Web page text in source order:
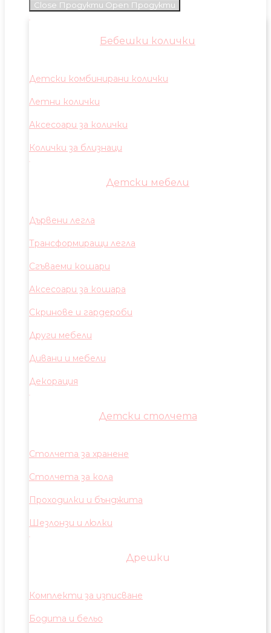
Close Продукти Open Продукти
Бебешки колички
Детски комбинирани колички
Летни колички
Аксесоари за колички
Колички за близнаци
Детски мебели
Дървени легла
Трансформиращи легла
Сгъваеми кошари
Аксесоари за кошара
Скринове и гардероби
Други мебели
Дивани и мебели
Декорация
Детски столчета
Столчета за хранене
Столчета за кола
Проходилки и бънджита
Шезлонзи и люлки
Дрешки
Комплекти за изписване
Бодита и бельо